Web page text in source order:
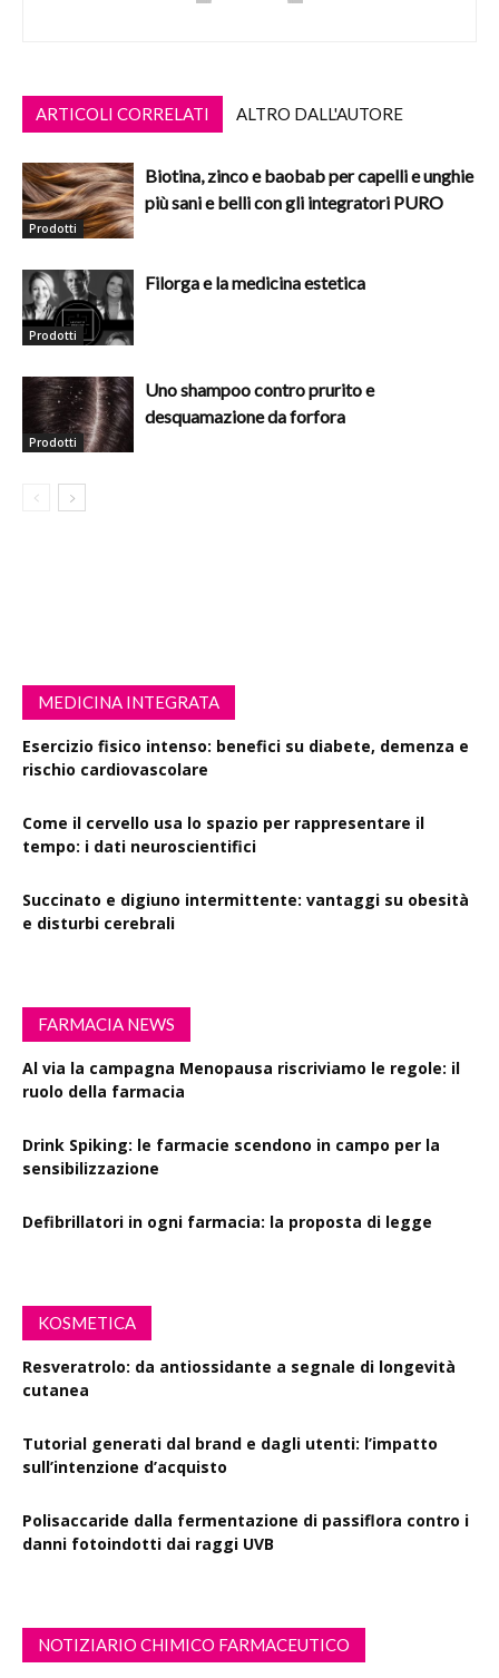
ARTICOLI CORRELATI ALTRO DALL'AUTORE
Prodotti
Biotina, zinco e baobab per capelli e unghie
più sani e belli con gli integratori PURO
Prodotti
Filorga e la medicina estetica
Prodotti
Uno shampoo contro prurito e
desquamazione da forfora
MEDICINA INTEGRATA
Esercizio fisico intenso: benefici su diabete, demenza e
rischio cardiovascolare
Come il cervello usa lo spazio per rappresentare il
tempo: i dati neuroscientifici
Succinato e digiuno intermittente: vantaggi su obesità
e disturbi cerebrali
FARMACIA NEWS
Al via la campagna Menopausa riscriviamo le regole: il
ruolo della farmacia
Drink Spiking: le farmacie scendono in campo per la
sensibilizzazione
Defibrillatori in ogni farmacia: la proposta di legge
KOSMETICA
Resveratrolo: da antiossidante a segnale di longevità
cutanea
Tutorial generati dal brand e dagli utenti: l’impatto
sull’intenzione d’acquisto
Polisaccaride dalla fermentazione di passiflora contro i
danni fotoindotti dai raggi UVB
NOTIZIARIO CHIMICO FARMACEUTICO